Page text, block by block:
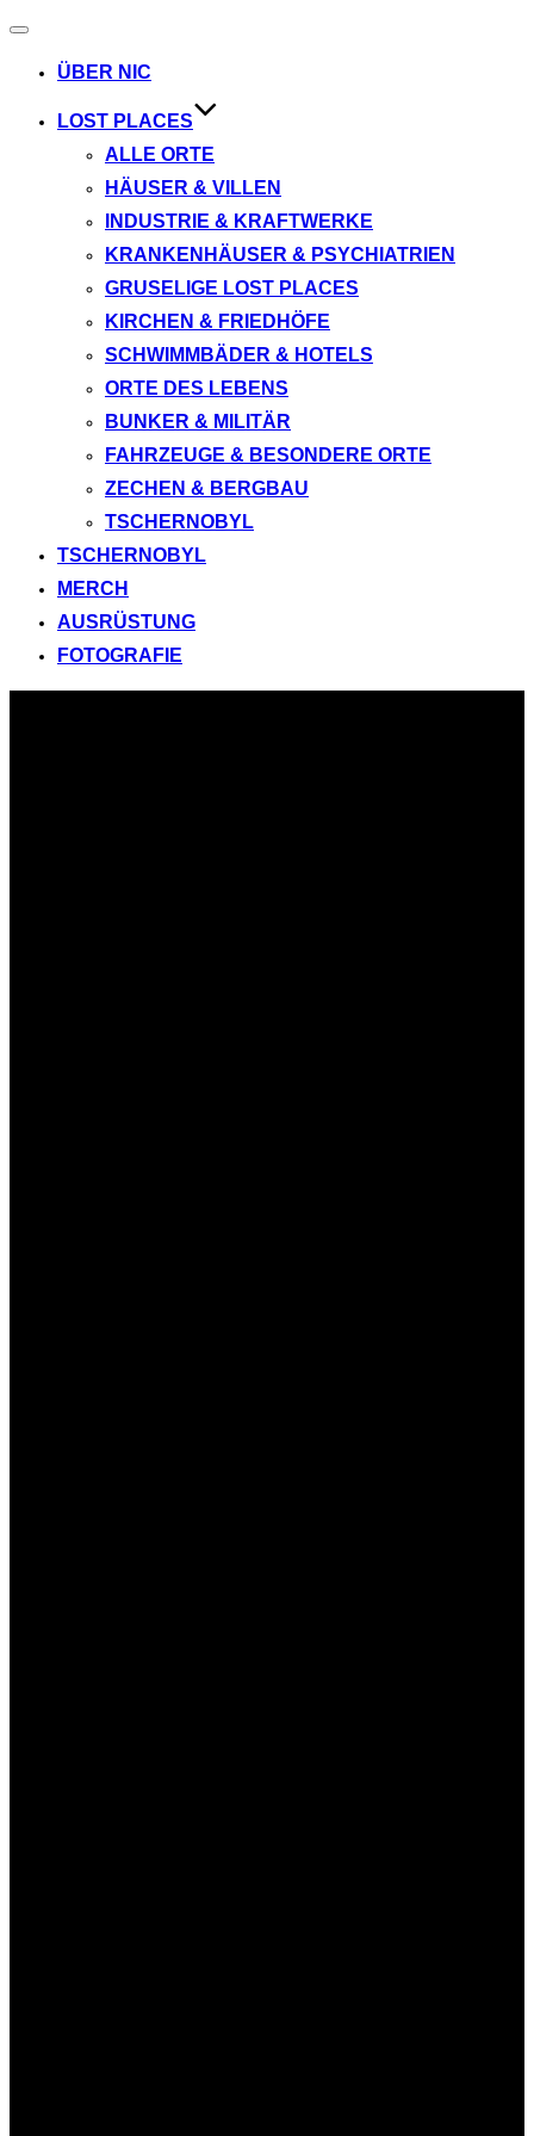
Navigation
ÜBER NIC
LOST PLACES
ALLE ORTE
HÄUSER & VILLEN
INDUSTRIE & KRAFTWERKE
KRANKENHÄUSER & PSYCHIATRIEN
GRUSELIGE LOST PLACES
KIRCHEN & FRIEDHÖFE
SCHWIMMBÄDER & HOTELS
ORTE DES LEBENS
BUNKER & MILITÄR
FAHRZEUGE & BESONDERE ORTE
ZECHEN & BERGBAU
TSCHERNOBYL
TSCHERNOBYL
MERCH
AUSRÜSTUNG
FOTOGRAFIE